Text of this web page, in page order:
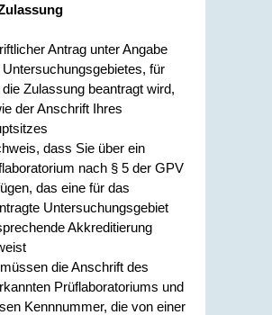
Antrag unter Angabe
für
Zulassung beantragt wird,
der Anschrift Ihres
dass Sie über ein
nach § 5 der GPV
das eine für das
Untersuchungsgebiet
Akkreditierung
die Anschrift des
Prüflaboratoriums und
Kennnummer, die von einer